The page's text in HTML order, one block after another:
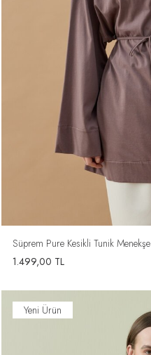
Süprem Pure Kesikli Tunik Menekşe
1.499,00 TL
Yeni Ürün